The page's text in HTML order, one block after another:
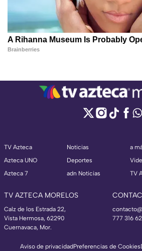
TV Azteca
Azteca UNO
Azteca 7
Noticias
Deportes
adn Noticias
a
TV
TV AZTECA MORELOS
Calz de los Estrada 22,
Vista Hermosa, 62290
Cuernavaca, Mor.
777 316
Aviso de privacidadPreferencias de Cookies